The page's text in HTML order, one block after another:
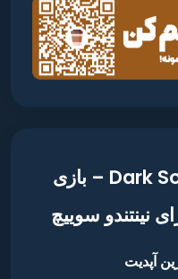
Dark Souls™: Remastered – بازی
نینتندو سوییچ